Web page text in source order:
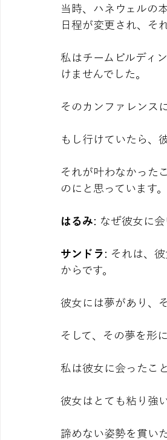
当時、ハネウェルの
日程が変更され、そ
私はチームビルディ
けませんでした。
そのカンファレンス
もし行けていたら、
それが叶わなかった
のにと思っています。
はるみ: なぜ彼女に
サンドラ : それは、
からです。
彼女には夢があり、
そして、その夢を形
私は彼女に会ったこ
彼女はとても粘り強
諦めない姿勢を貫い